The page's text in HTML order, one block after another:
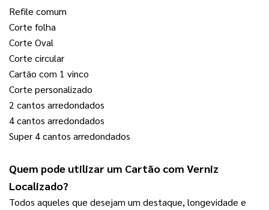
Refile comum
Corte folha
Corte Oval
Corte circular
Cartão com 1 vinco
Corte personalizado
2 cantos arredondados
4 cantos arredondados
Super 4 cantos arredondados
Quem pode utilizar um Cartão com Verniz
Localizado?
Todos aqueles que desejam um destaque, longevidade e